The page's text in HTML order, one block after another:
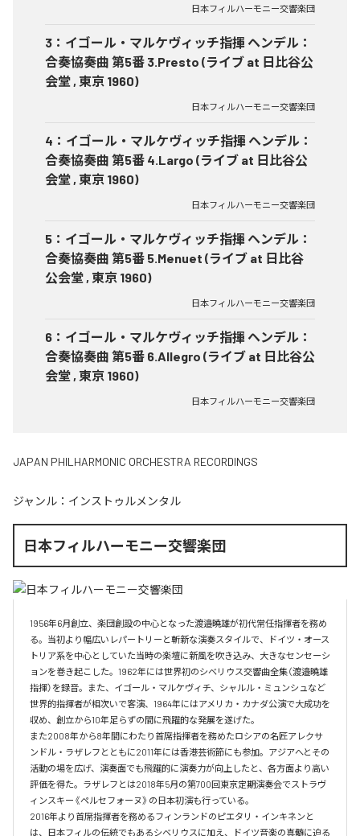
日本フィルハーモニー交響楽団
3 ： イゴール・マルケヴィッチ指揮 ヘンデル：
合奏協奏曲 第5番 3.Presto (ライブ at 日比谷公
会堂 , 東京 1960)
日本フィルハーモニー交響楽団
4 ： イゴール・マルケヴィッチ指揮 ヘンデル：
合奏協奏曲 第5番 4.Largo (ライブ at 日比谷公
会堂 , 東京 1960)
日本フィルハーモニー交響楽団
5 ： イゴール・マルケヴィッチ指揮 ヘンデル：
合奏協奏曲 第5番 5.Menuet (ライブ at 日比谷
公会堂 , 東京 1960)
日本フィルハーモニー交響楽団
6 ： イゴール・マルケヴィッチ指揮 ヘンデル：
合奏協奏曲 第5番 6.Allegro (ライブ at 日比谷公
会堂 , 東京 1960)
日本フィルハーモニー交響楽団
JAPAN PHILHARMONIC ORCHESTRA RECORDINGS
ジャンル： インストゥルメンタル
日本フィルハーモニー交響楽団
1956年6月創立、楽団創設の中心となった渡邉曉雄が初代常任指揮者を務め
る。当初より幅広いレパートリーと斬新な演奏スタイルで、ドイツ・オース
トリア系を中心としていた当時の楽壇に新風を吹き込み、大きなセンセーシ
ョンを巻き起こした。1962年には世界初のシベリウス交響曲全集（渡邉曉雄
指揮）を録音。また、イゴール・マルケヴィチ、シャルル・ミュンシュなど
世界的指揮者が相次いで客演、1964年にはアメリカ・カナダ公演で大成功を
収め、創立から10年足らずの間に飛躍的な発展を遂げた。
また2008年から8年間にわたり首席指揮者を務めたロシアの名匠アレクサ
ンドル・ラザレフとともに2011年には香港芸術節にも参加。アジアへとその
活動の場を広げ、演奏面でも飛躍的に演奏力が向上したと、各方面より高い
評価を得た。ラザレフとは2018年5月の第700回東京定期演奏会でストラヴ
ィンスキー《ペルセフォーヌ》の日本初演も行っている。
2016年より首席指揮者を務めるフィンランドのピエタリ・インキネンと
は、日本フィルの伝統でもあるシベリウスに加え、ドイツ音楽の真髄に迫る